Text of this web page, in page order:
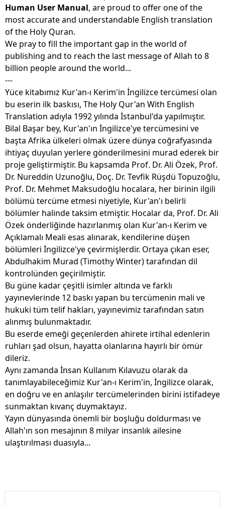
Human User Manual, are proud to offer one of the
most accurate and understandable English translation
of the Holy Quran.
We pray to fill the important gap in the world of
publishing and to reach the last message of Allah to 8
billion people around the world...
---
Yüce kitabımız Kur'an-ı Kerim'in İngilizce tercümesi olan
bu eserin ilk baskısı, The Holy Qur'an With English
Translation adıyla 1992 yılında İstanbul'da yapılmıştır.
Bilal Başar bey, Kur'an'ın İngilizce'ye tercümesini ve
başta Afrika ülkeleri olmak üzere dünya coğrafyasında
ihtiyaç duyulan yerlere gönderilmesini murad ederek bir
proje geliştirmiştir. Bu kapsamda Prof. Dr. Ali Özek, Prof.
Dr. Nureddin Uzunoğlu, Doç. Dr. Tevfik Rüşdü Topuzoğlu,
Prof. Dr. Mehmet Maksudoğlu hocalara, her birinin ilgili
bölümü tercüme etmesi niyetiyle, Kur'an'ı belirli
bölümler halinde taksim etmiştir. Hocalar da, Prof. Dr. Ali
Özek önderliğinde hazırlanmış olan Kur'an-ı Kerim ve
Açıklamalı Meali esas alınarak, kendilerine düşen
bölümleri İngilizce'ye çevirmişlerdir. Ortaya çıkan eser,
Abdulhakim Murad (Timothy Winter) tarafından dil
kontrolünden geçirilmiştir.
Bu güne kadar çeşitli isimler altında ve farklı
yayınevlerinde 12 baskı yapan bu tercümenin mali ve
hukuki tüm telif hakları, yayınevimiz tarafından satın
alınmış bulunmaktadır.
Bu eserde emeği geçenlerden ahirete irtihal edenlerin
ruhları şad olsun, hayatta olanlarına hayırlı bir ömür
dileriz.
Aynı zamanda İnsan Kullanım Kılavuzu olarak da
tanımlayabileceğimiz Kur'an-ı Kerim'in, İngilizce olarak,
en doğru ve en anlaşılır tercümelerinden birini istifadeye
sunmaktan kıvanç duymaktayız.
Yayın dünyasında önemli bir boşluğu doldurması ve
Allah'ın son mesajının 8 milyar insanlık ailesine
ulaştırılması duasıyla...